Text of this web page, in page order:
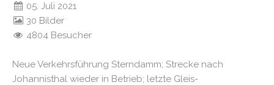
05. Juli 2021
30 Bilder
4804 Besucher
Neue Verkehrsführung Sterndamm; Strecke nach
Johannisthal wieder in Betrieb; letzte Gleis-